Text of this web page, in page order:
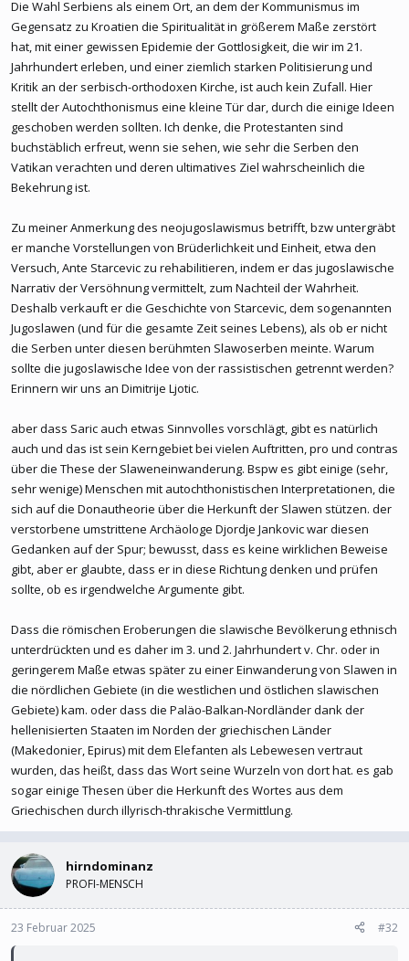
Die Wahl Serbiens als einem Ort, an dem der Kommunismus im
Gegensatz zu Kroatien die Spiritualität in größerem Maße zerstört
hat, mit einer gewissen Epidemie der Gottlosigkeit, die wir im 21.
Jahrhundert erleben, und einer ziemlich starken Politisierung und
Kritik an der serbisch-orthodoxen Kirche, ist auch kein Zufall. Hier
stellt der Autochthonismus eine kleine Tür dar, durch die einige Ideen
geschoben werden sollten. Ich denke, die Protestanten sind
buchstäblich erfreut, wenn sie sehen, wie sehr die Serben den
Vatikan verachten und deren ultimatives Ziel wahrscheinlich die
Bekehrung ist.
Zu meiner Anmerkung des neojugoslawismus betrifft, bzw untergräbt
er manche Vorstellungen von Brüderlichkeit und Einheit, etwa den
Versuch, Ante Starcevic zu rehabilitieren, indem er das jugoslawische
Narrativ der Versöhnung vermittelt, zum Nachteil der Wahrheit.
Deshalb verkauft er die Geschichte von Starcevic, dem sogenannten
Jugoslawen (und für die gesamte Zeit seines Lebens), als ob er nicht
die Serben unter diesen berühmten Slawoserben meinte. Warum
sollte die jugoslawische Idee von der rassistischen getrennt werden?
Erinnern wir uns an Dimitrije Ljotic.
aber dass Saric auch etwas Sinnvolles vorschlägt, gibt es natürlich
auch und das ist sein Kerngebiet bei vielen Auftritten, pro und contras
über die These der Slaweneinwanderung. Bspw es gibt einige (sehr,
sehr wenige) Menschen mit autochthonistischen Interpretationen, die
sich auf die Donautheorie über die Herkunft der Slawen stützen. der
verstorbene umstrittene Archäologe Djordje Jankovic war diesen
Gedanken auf der Spur; bewusst, dass es keine wirklichen Beweise
gibt, aber er glaubte, dass er in diese Richtung denken und prüfen
sollte, ob es irgendwelche Argumente gibt.
Dass die römischen Eroberungen die slawische Bevölkerung ethnisch
unterdrückten und es daher im 3. und 2. Jahrhundert v. Chr. oder in
geringerem Maße etwas später zu einer Einwanderung von Slawen in
die nördlichen Gebiete (in die westlichen und östlichen slawischen
Gebiete) kam. oder dass die Paläo-Balkan-Nordländer dank der
hellenisierten Staaten im Norden der griechischen Länder
(Makedonier, Epirus) mit dem Elefanten als Lebewesen vertraut
wurden, das heißt, dass das Wort seine Wurzeln von dort hat. es gab
sogar einige Thesen über die Herkunft des Wortes aus dem
Griechischen durch illyrisch-thrakische Vermittlung.
hirndominanz
PROFI-MENSCH
23 Februar 2025 #32